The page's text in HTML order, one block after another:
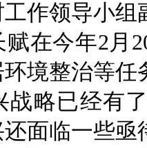
领导小组
在今年2月
境整治等
战略已经有
面临一些